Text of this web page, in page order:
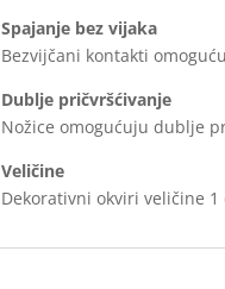
Spajanje bez vijaka
Bezvijčani kontakti
Dublje pričvršćivanje
Nožice omogućuju dublje
Veličine
Dekorativni okviri veličine 1